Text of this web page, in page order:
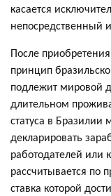
касается
непосредственный
После
принцип
подлежит мировой
длительном
статуса в Бразилии
декларировать
работодателей или
рассчитывается по
ставка которой